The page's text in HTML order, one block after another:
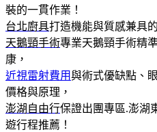
裝的一貫作業！
台北廚具打造機能與質感兼具
天鵝頸手術專業天鵝頸手術精
康，
近視雷射費用與術式優缺點、
價格與原理，
澎湖自由行保證出團專區.澎湖
遊行程推薦！